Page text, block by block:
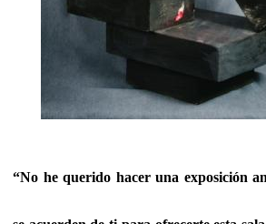
“No he querido hacer una exposición